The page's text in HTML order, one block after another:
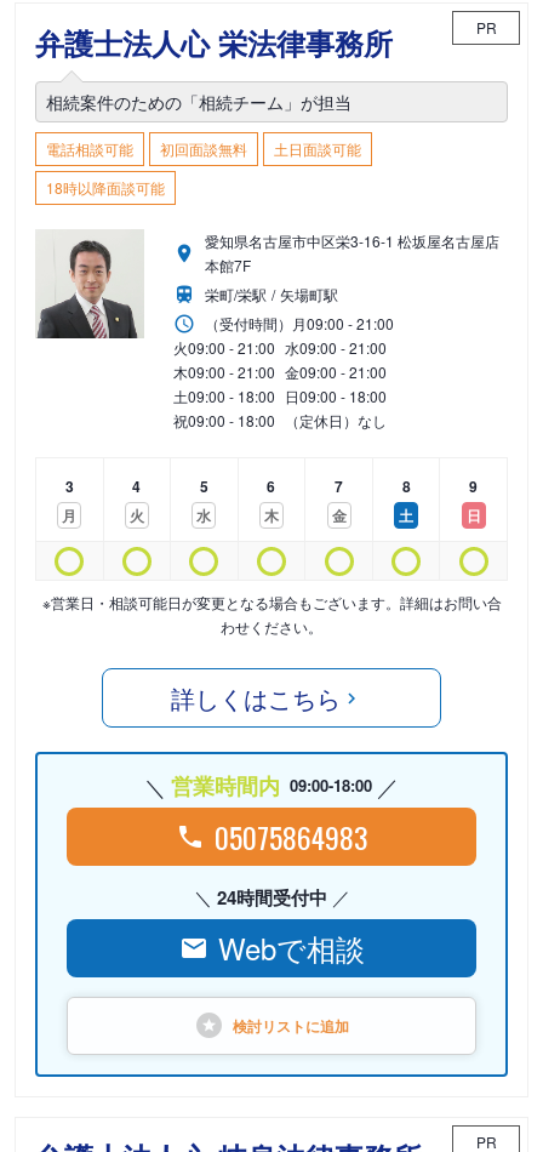
弁護士法人心 栄法律事務所 PR
相続案件のための「相続チーム」が担当
電話相談可能 初回面談無料
土日面談可能
18時以降面談可能
愛知県名古屋市中区栄3-16-1 松坂屋名古屋店
本館7F
栄町/栄駅
矢場町駅
（受付時間） 月09:00 - 21:00
火09:00 - 21:00 水09:00 - 21:00
木09:00 - 21:00 金09:00 - 21:00
土09:00 - 18:00 日09:00 - 18:00
祝09:00 - 18:00 （定休日）なし
3
月
4
火
5
水
6
木
7
金
8
土
9
日
※営業日・相談可能日が変更となる場合もございます。詳細はお問い合
わせください。
詳しくはこちら
営業時間内 09:00-18:00
05075864983
24時間受付中
Webで相談
検討リストに追加
PR